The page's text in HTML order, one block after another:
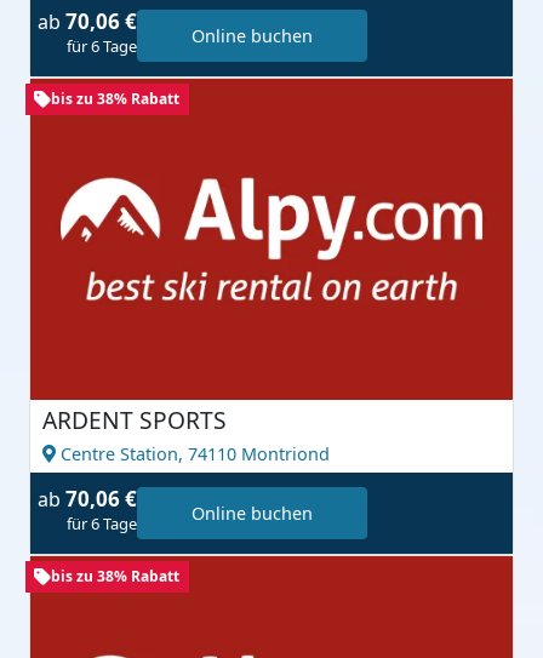
ab 70,06 €
für 6 Tage Online buchen
bis zu 38% Rabatt
ARDENT SPORTS
Centre Station, 74110 Montriond
ab 70,06 €
für 6 Tage Online buchen
bis zu 38% Rabatt